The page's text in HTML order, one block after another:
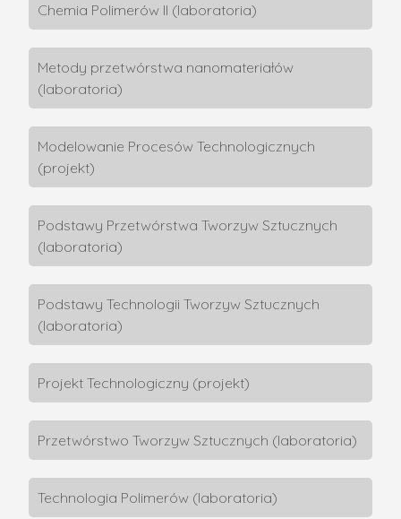
Chemia Polimerów II (laboratoria)
Metody przetwórstwa nanomateriałów
(laboratoria)
Modelowanie Procesów Technologicznych
(projekt)
Podstawy Przetwórstwa Tworzyw Sztucznych
(laboratoria)
Podstawy Technologii Tworzyw Sztucznych
(laboratoria)
Projekt Technologiczny (projekt)
Przetwórstwo Tworzyw Sztucznych (laboratoria)
Technologia Polimerów (laboratoria)